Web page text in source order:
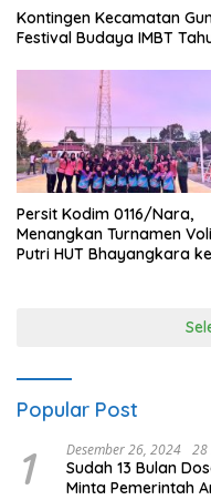
Kontingen Kecamatan
Festival Budaya IMBT
Persit Kodim 0116/Nara,
Menangkan Turnamen Voli
Putri HUT Bhayangkara
Popular Post
1 Desember 26, 2024 28
Sudah 13 Bulan
Minta Pemerintah